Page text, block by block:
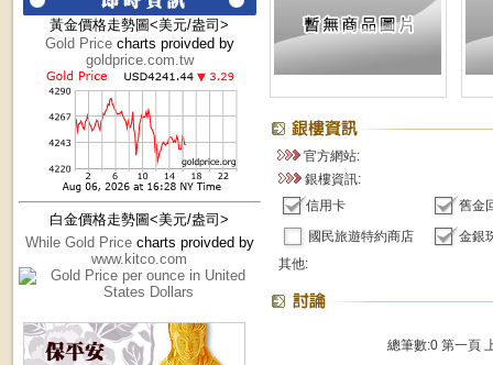
黃金價格走勢圖<美元/盎司>
Gold Pricecharts proivded by
goldprice.com.tw
白金價格走勢圖<美元/盎司>
While Gold Pricecharts proivded by
www.kitco.com
官方網站:
銀樓資訊:
信用卡
舊金
國民旅遊特約商店
金銀
其他:
總筆數:0 第一頁